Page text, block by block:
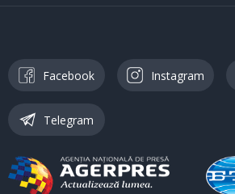
Facebook Instagram
Telegram